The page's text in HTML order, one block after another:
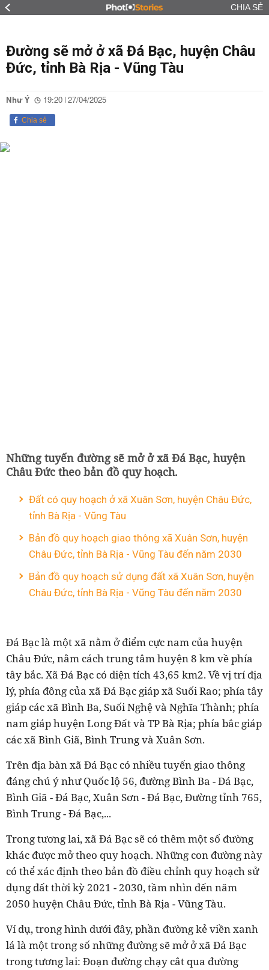
CHIA SẺ
Đường sẽ mở ở xã Đá Bạc, huyện Châu
Đức, tỉnh Bà Rịa - Vũng Tàu
Như Ý 19:20 | 27/04/2025
Chia sẻ
Những tuyến đường sẽ mở ở xã Đá Bạc, huyện
Châu Đức theo bản đồ quy hoạch.
Đất có quy hoạch ở xã Xuân Sơn, huyện Châu Đức,
tỉnh Bà Rịa - Vũng Tàu
Bản đồ quy hoạch giao thông xã Xuân Sơn, huyện
Châu Đức, tỉnh Bà Rịa - Vũng Tàu đến năm 2030
Bản đồ quy hoạch sử dụng đất xã Xuân Sơn, huyện
Châu Đức, tỉnh Bà Rịa - Vũng Tàu đến năm 2030
Đá Bạc là một xã nằm ở điểm cực nam của huyện
Châu Đức, nằm cách trung tâm huyện 8 km về phía
tây bắc. Xã Đá Bạc có diện tích 43,65 km2. Về vị trí địa
lý, phía đông của xã Đá Bạc giáp xã Suối Rao; phía tây
giáp các xã Bình Ba, Suối Nghệ và Nghĩa Thành; phía
nam giáp huyện Long Đất và TP Bà Rịa; phía bắc giáp
các xã Bình Giã, Bình Trung và Xuân Sơn.
Trên địa bàn xã Đá Bạc có nhiều tuyến giao thông
đáng chú ý như Quốc lộ 56, đường Bình Ba - Đá Bạc,
Bình Giã - Đá Bạc, Xuân Sơn - Đá Bạc, Đường tỉnh 765,
Bình Trung - Đá Bạc,...
Trong tương lai, xã Đá Bạc sẽ có thêm một số đường
khác được mở theo quy hoạch. Những con đường này
có thể xác định theo bản đồ điều chỉnh quy hoạch sử
dụng đất thời kỳ 2021 - 2030, tầm nhìn đến năm
2050 huyện Châu Đức, tỉnh Bà Rịa - Vũng Tàu.
Ví dụ, trong hình dưới đây, phần đường kẻ viền xanh
lá là một trong số những đường sẽ mở ở xã Đá Bạc
trong tương lai: Đoạn đường chạy cắt qua đường